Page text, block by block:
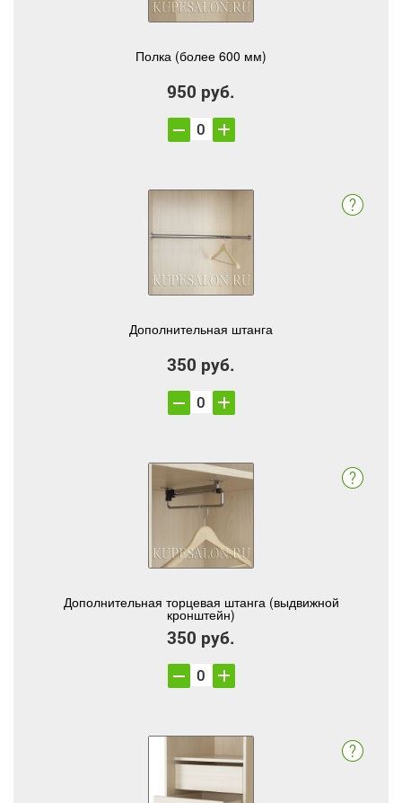
Полка (более 600 мм)
950 руб.
Дополнительная штанга
350 руб.
Дополнительная торцевая штанга (выдвижной
кронштейн)
350 руб.